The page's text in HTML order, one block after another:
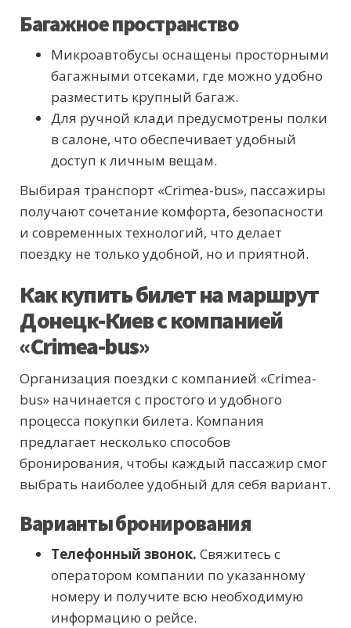
Багажное пространство
Микроавтобусы оснащены просторными
багажными отсеками, где можно удобно
разместить крупный багаж.
Для ручной клади предусмотрены полки
в салоне, что обеспечивает удобный
доступ к личным вещам.
Выбирая транспорт «Crimea-bus», пассажиры
получают сочетание комфорта, безопасности
и современных технологий, что делает
поездку не только удобной, но и приятной.
Как купить билет на маршрут
Донецк-Киев с компанией
«Crimea-bus»
Организация поездки с компанией «Crimea-
bus» начинается с простого и удобного
процесса покупки билета. Компания
предлагает несколько способов
бронирования, чтобы каждый пассажир смог
выбрать наиболее удобный для себя вариант.
Варианты бронирования
Телефонный звонок. Свяжитесь с
оператором компании по указанному
номеру и получите всю необходимую
информацию о рейсе.